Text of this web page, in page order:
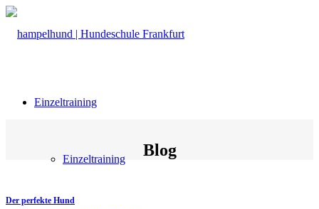
Einzeltraining
Einzeltraining Blog
Der perfekte Hund